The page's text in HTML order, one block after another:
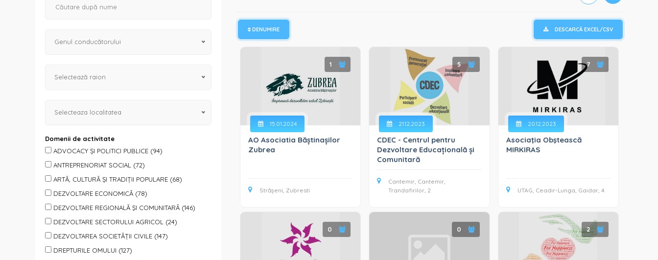
Genul conducătorului
Selectează raion
Selecteaza localitatea
Domenii de activitate
ADVOCACY ȘI POLITICI PUBLICE (94)
ANTREPRENORIAT SOCIAL (72)
ARTĂ, CULTURĂ ȘI TRADIȚII POPULARE (68)
DEZVOLTARE ECONOMICĂ (78)
DEZVOLTARE REGIONALĂ ŞI COMUNITARĂ (146)
DEZVOLTARE SECTORULUI AGRICOL (24)
DEZVOLTAREA SOCIETĂȚII CIVILE (147)
DREPTURILE OMULUI (127)
DENUMIRE DESCARCĂ EXCEL/CSV
1
15.01.2024
AO Asociatia Băștinașilor
Zubrea
Strășeni, Zubresti
5
21.12.2023
CDEC - Centrul pentru
Dezvoltare Educațională și
Comunitară
Cantemir, Cantemir,
Trandafirilor, 2
7
20.12.2023
Asociaţia Obştească
MIRKIRAS
UTAG, Ceadir-Lunga, Gaidar, 4
0 0 2